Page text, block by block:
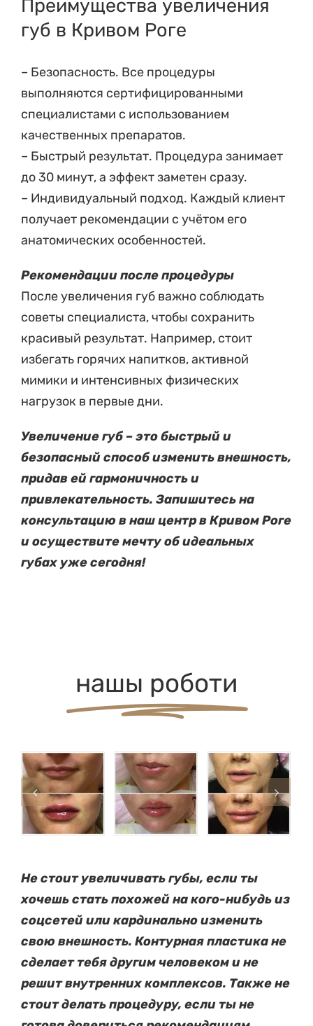
Преимущества увеличения
губ в Кривом Роге
– Безопасность. Все процедуры
выполняются сертифицированными
специалистами с использованием
качественных препаратов.
– Быстрый результат. Процедура занимает
до 30 минут, а эффект заметен сразу.
– Индивидуальный подход. Каждый клиент
получает рекомендации с учётом его
анатомических особенностей.
Рекомендации после процедуры
После увеличения губ важно соблюдать
советы специалиста, чтобы сохранить
красивый результат. Например, стоит
избегать горячих напитков, активной
мимики и интенсивных физических
нагрузок в первые дни.
Увеличение губ – это быстрый и
безопасный способ изменить внешность,
придав ей гармоничность и
привлекательность. Запишитесь на
консультацию в наш центр в Кривом Роге
и осуществите мечту об идеальных
губах уже сегодня!
нашы роботи
Не стоит увеличивать губы, если ты
хочешь стать похожей на кого-нибудь из
соцсетей или кардинально изменить
свою внешность. Контурная пластика не
сделает тебя другим человеком и не
решит внутренних комплексов. Также не
стоит делать процедуру, если ты не